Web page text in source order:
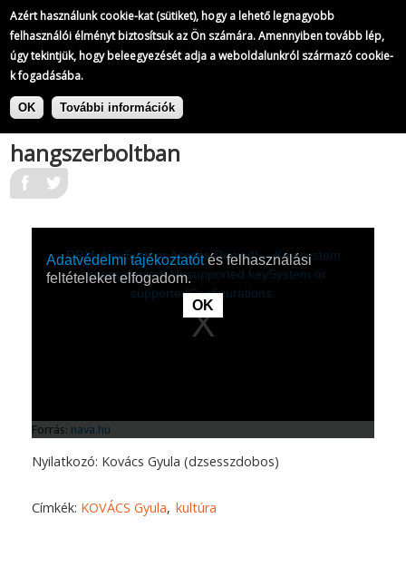
Azért használunk cookie-kat (sütiket), hogy a lehető legnagyobb
felhasználói élményt biztosítsuk az Ön számára. Amennyiben tovább lép,
úgy tekintjük, hogy beleegyezését adja a weboldalunkról származó cookie-
k fogadásába.
OK További információk
Ugrás
A Magyar Televízió híradói
279/823
A Magyar Televízió híradói
Dzsesszzenészek a Tanács körúti
hangszerboltban
Nyilatkozó: Kovács Gyula (dzsesszdobos)
Címkék: KOVÁCS Gyula kultúra